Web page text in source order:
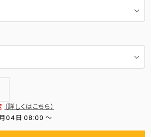
（詳しくはこちら）
04日 08:00 〜